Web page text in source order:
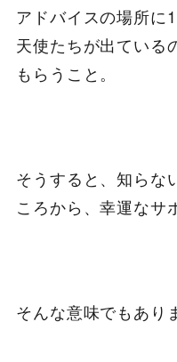
アドバイスの場所に
天使たちが出ている
もらうこと。
そうすると、知らな
ころから、幸運なサ
そんな意味でもあり